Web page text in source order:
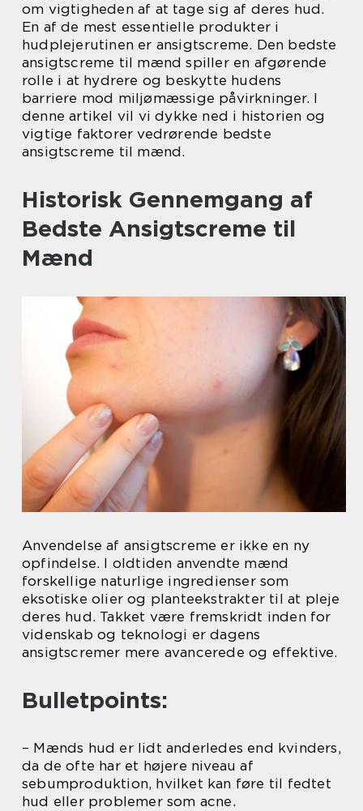
om vigtigheden af at tage sig af deres hud.
En af de mest essentielle produkter i
hudplejerutinen er ansigtscreme. Den bedste
ansigtscreme til mænd spiller en afgørende
rolle i at hydrere og beskytte hudens
barriere mod miljømæssige påvirkninger. I
denne artikel vil vi dykke ned i historien og
vigtige faktorer vedrørende bedste
ansigtscreme til mænd.
Historisk Gennemgang af
Bedste Ansigtscreme til
Mænd
Anvendelse af ansigtscreme er ikke en ny
opfindelse. I oldtiden anvendte mænd
forskellige naturlige ingredienser som
eksotiske olier og planteekstrakter til at pleje
deres hud. Takket være fremskridt inden for
videnskab og teknologi er dagens
ansigtscremer mere avancerede og effektive.
Bulletpoints:
– Mænds hud er lidt anderledes end kvinders,
da de ofte har et højere niveau af
sebumproduktion, hvilket kan føre til fedtet
hud eller problemer som acne.